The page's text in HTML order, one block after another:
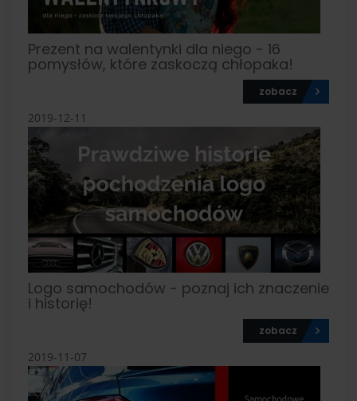
Prezent na walentynki dla niego - 16
pomysłów, które zaskoczą chłopaka!
zobacz
2019-12-11
Logo samochodów - poznaj ich znaczenie
i historię!
zobacz
2019-11-07